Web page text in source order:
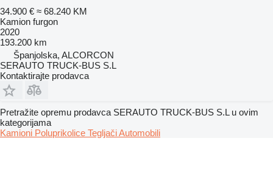
34.900 € ≈ 68.240 KM
Kamion furgon
2020
193.200 km
Španjolska, ALCORCON
SERAUTO TRUCK-BUS S.L
Kontaktirajte prodavca
Pretražite opremu prodavca SERAUTO TRUCK-BUS S.L u ovim
kategorijama
Kamioni Poluprikolice TegljačiAutomobili